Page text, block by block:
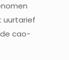
uurtarief
cao-